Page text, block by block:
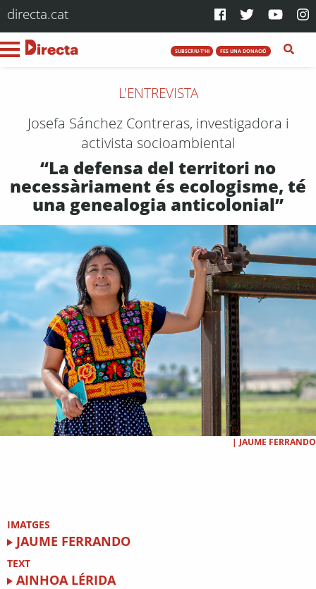
directa.cat
SUBSCRIU-T'HI FES UNA DONACIÓ
L'ENTREVISTA
Josefa Sánchez Contreras, investigadora i
activista socioambiental
“La defensa del territori no
necessàriament és ecologisme, té
una genealogia anticolonial”
| JAUME FERRANDO
IMATGES
JAUME FERRANDO
TEXT
AINHOA LÉRIDA